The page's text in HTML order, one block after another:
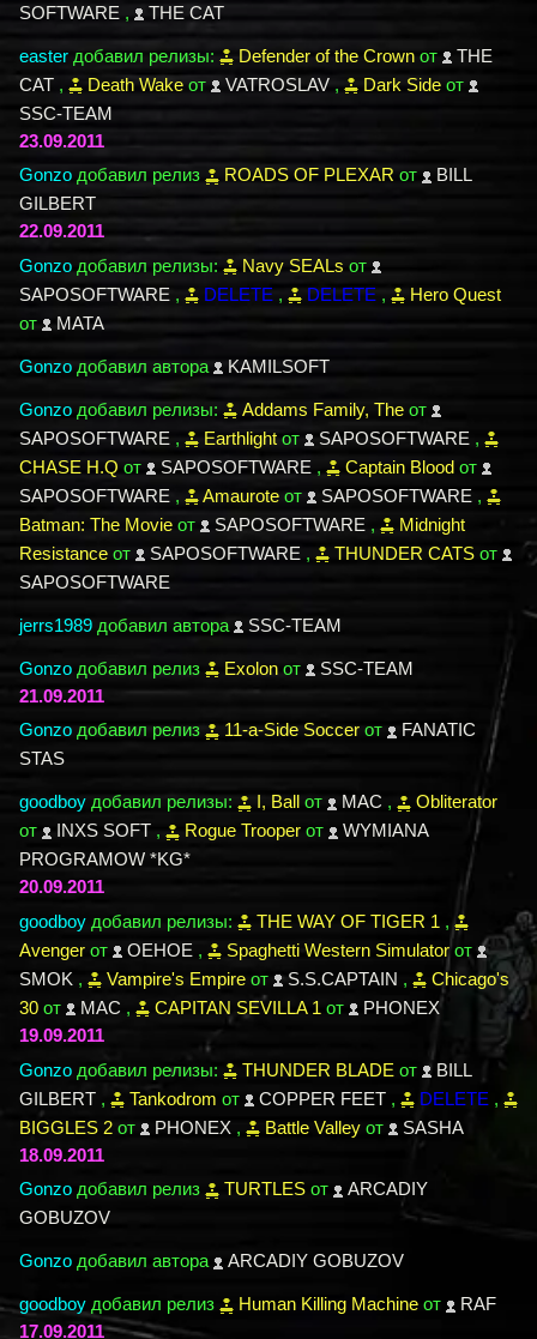
SOFTWARE , THE CAT
easter добавил релизы: Defender of the Crown от
THE
CAT , Death Wake от VATROSLAV , Dark Side от
SSC-TEAM
23.09.2011
Gonzo добавил релиз ROADS OF PLEXAR от
BILL
GILBERT
22.09.2011
Gonzo добавил релизы: Navy SEALs от
SAPOSOFTWARE , DELETE , DELETE ,
Hero Quest
от
MATA
Gonzo добавил автора KAMILSOFT
Gonzo добавил релизы: Addams Family, The от
SAPOSOFTWARE , Earthlight от SAPOSOFTWARE ,
CHASE H.Q от SAPOSOFTWARE , Captain Blood от
SAPOSOFTWARE , Amaurote от SAPOSOFTWARE ,
Batman: The Movie от SAPOSOFTWARE ,
Midnight
Resistance от SAPOSOFTWARE , THUNDER CATS от
SAPOSOFTWARE
jerrs1989 добавил автора SSC-TEAM
Gonzo добавил релиз Exolon от
SSC-TEAM
21.09.2011
Gonzo добавил релиз 11-a-Side Soccer от
FANATIC
STAS
goodboy добавил релизы: I, Ball от MAC ,
Obliterator
от
INXS SOFT , Rogue Trooper от
WYMIANA
PROGRAMOW *KG*
20.09.2011
goodboy добавил релизы: THE WAY OF TIGER 1 ,
Avenger от OEHOE , Spaghetti Western Simulatorот
SMOK , Vampire's Empire от S.S.CAPTAIN ,
Chicago's
30 от MAC , CAPITAN SEVILLA 1 от
PHONEX
19.09.2011
Gonzo добавил релизы: THUNDER BLADE от
BILL
GILBERT , Tankodrom от COPPER FEET , DELETE ,
BIGGLES 2 от PHONEX , Battle Valley от
SASHA
18.09.2011
Gonzo добавил релиз TURTLES от
ARCADIY
GOBUZOV
Gonzo добавил автора ARCADIY GOBUZOV
goodboy добавил релиз Human Killing Machine от
RAF
17.09.2011